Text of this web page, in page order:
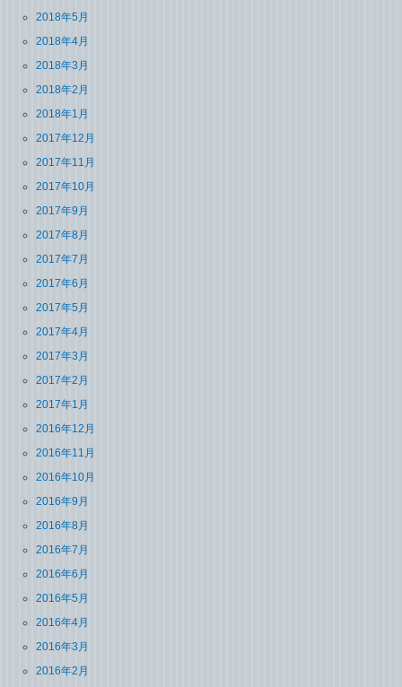
2018年5月
2018年4月
2018年3月
2018年2月
2018年1月
2017年12月
2017年11月
2017年10月
2017年9月
2017年8月
2017年7月
2017年6月
2017年5月
2017年4月
2017年3月
2017年2月
2017年1月
2016年12月
2016年11月
2016年10月
2016年9月
2016年8月
2016年7月
2016年6月
2016年5月
2016年4月
2016年3月
2016年2月